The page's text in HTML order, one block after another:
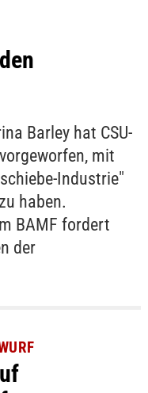
Barley hat CSU-
mit
Industrie"
haben.
BAMF fordert
der